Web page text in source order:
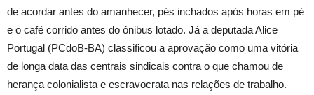
de acordar antes do amanhecer, pés inchados após horas em pé
e o café corrido antes do ônibus lotado. Já a deputada Alice
Portugal (PCdoB-BA) classificou a aprovação como uma vitória
de longa data das centrais sindicais contra o que chamou de
herança colonialista e escravocrata nas relações de trabalho.